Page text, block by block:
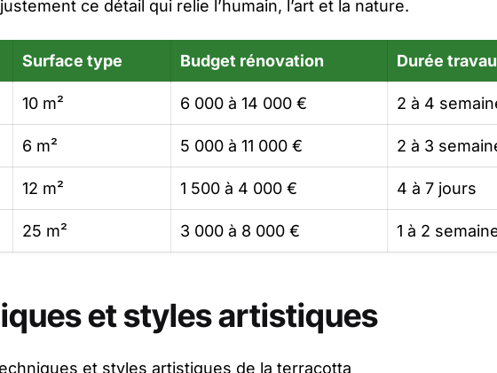
ce détail qui relie l’humain, l’art et la nature.
Surface type Budget rénovation Durée
10 m² 6 000 à 14 000 € 2 à 4
6 m² 5 000 à 11 000 € 2 à 3
12 m² 1 500 à 4 000 € 4 à 7 jours
25 m² 3 000 à 8 000 € 1 à 2
et styles artistiques